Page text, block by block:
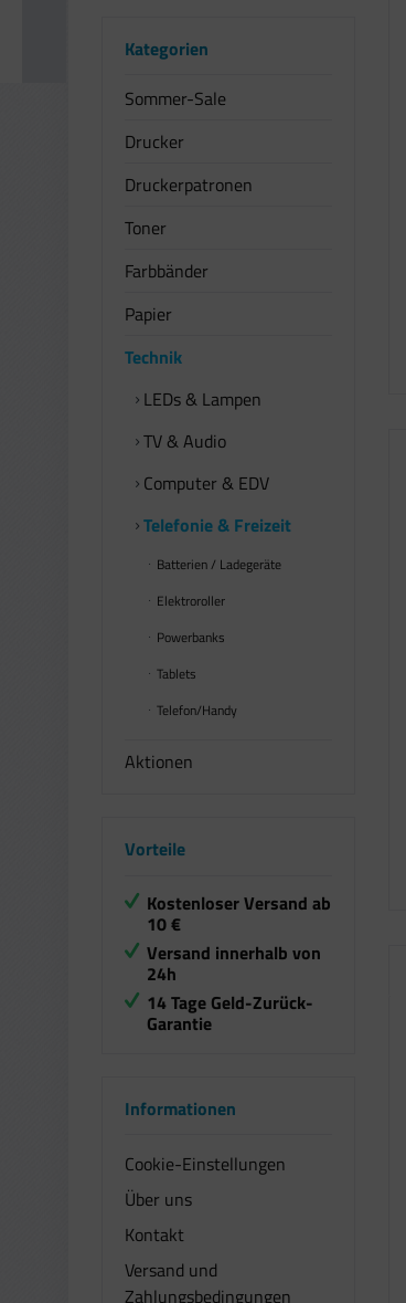
Kategorien
Sommer-Sale
Drucker
Druckerpatronen
Toner
Farbbänder
Papier
Technik
LEDs & Lampen
TV & Audio
Computer & EDV
Telefonie & Freizeit
Batterien / Ladegeräte
Elektroroller
Powerbanks
Tablets
Telefon/Handy
Aktionen
Vorteile
Kostenloser Versand ab
10 €
Versand innerhalb von
24h
14 Tage Geld-Zurück-
Garantie
Informationen
Cookie-Einstellungen
Über uns
Kontakt
Versand und
Zahlungsbedingungen